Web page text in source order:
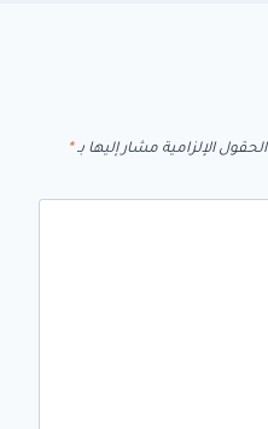
الحقول الإلزامية مشار إليها بـ*